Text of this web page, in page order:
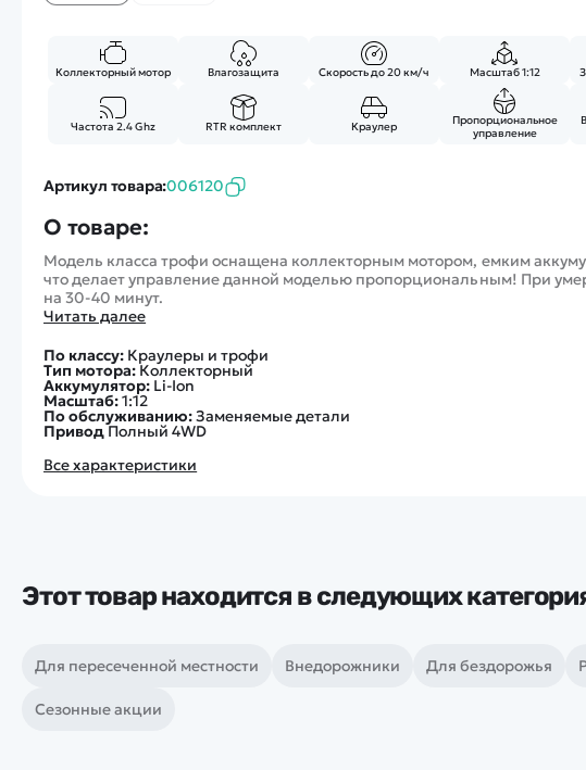
Коллекторный мотор Влагозащита Скорость до 20 км/ч Масштаб 1:12
Частота 2.4 Ghz RTR комплект Краулер
Пропорциональное
управление
Артикул товара:006120
О товаре:
Модель класса трофи оснащена коллекторным мотором, емким
что делает управление данной моделью пропорциональным! При
на 30-40 минут.
Читать далее
По классу: Краулеры и трофи
Тип мотора:Коллекторный
Аккумулятор: Li-Ion
Масштаб:1:12
По обслуживанию:Заменяемые детали
ПриводПолный 4WD
Все характеристики
Этот товар находится в следующих
Для пересеченной местности Внедорожники Для бездорожья
Сезонные акции